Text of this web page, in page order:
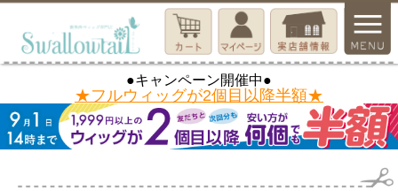
●キャンペーン開催中●
★フルウィッグが2個目以降半額★